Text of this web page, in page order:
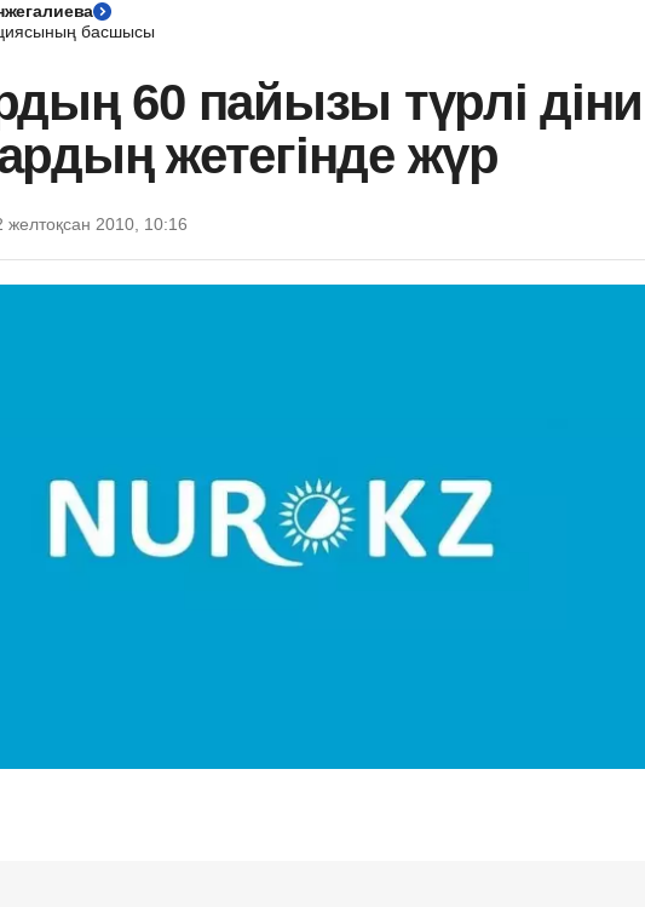
басшысы
60 пайызы түрлі діни
жетегінде жүр
желтоқсан 2010, 10:16